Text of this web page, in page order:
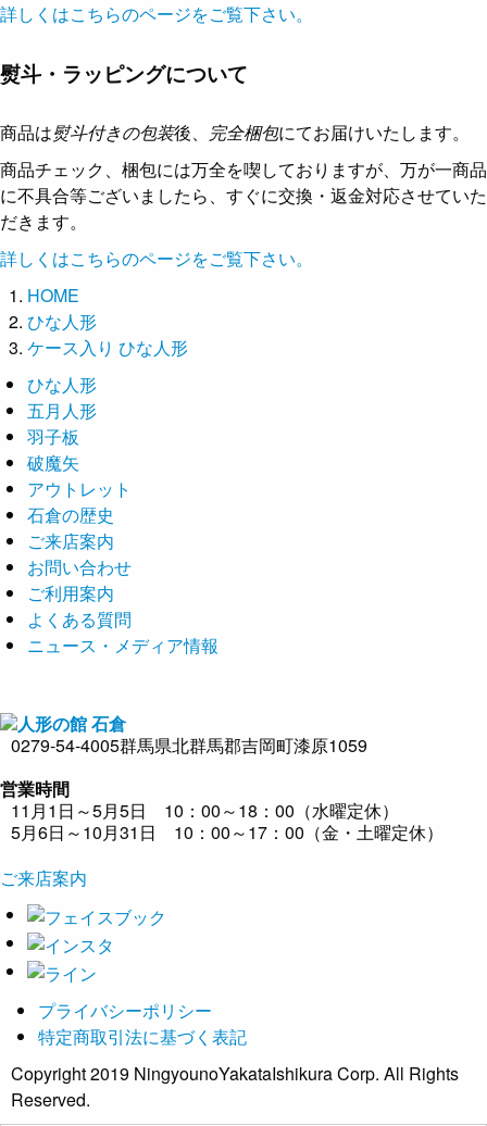
詳しくはこちらのページをご覧下さい。
熨斗・ラッピングについて
商品は熨斗付きの包装後、 完全梱包にてお届けいたします。
商品チェック、梱包には万全を喫しておりますが、万が一商品
に不具合等ございましたら、すぐに交換・返金対応させていた
だきます。
詳しくはこちらのページをご覧下さい。
HOME
ひな人形
ケース入り ひな人形
ひな人形
五月人形
羽子板
破魔矢
アウトレット
石倉の歴史
ご来店案内
お問い合わせ
ご利用案内
よくある質問
ニュース・メディア情報
0279-54-4005群馬県北群馬郡吉岡町漆原1059
営業時間
11月1日～5月5日 10：00～18：00（水曜定休）
5月6日～10月31日 10：00～17：00（金・土曜定休）
ご来店案内
プライバシーポリシー
特定商取引法に基づく表記
Copyright 2019 NingyounoYakataIshikura Corp. All Rights
Reserved.